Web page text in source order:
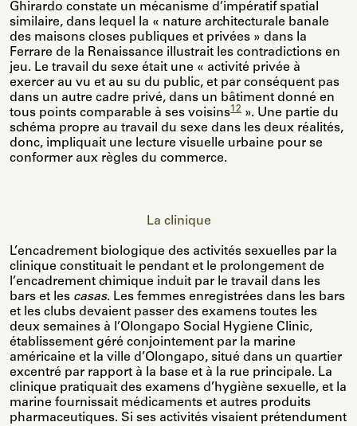
Ghirardo constate un mécanisme d’impératif spatial
similaire, dans lequel la « nature architecturale banale
des maisons closes publiques et privées » dans la
Ferrare de la Renaissance illustrait les contradictions en
jeu. Le travail du sexe était une « activité privée à
exercer au vu et au su du public, et par conséquent pas
dans un autre cadre privé, dans un bâtiment donné en
tous points comparable à ses voisins12 ». Une partie du
schéma propre au travail du sexe dans les deux réalités,
donc, impliquait une lecture visuelle urbaine pour se
conformer aux règles du commerce.
La clinique
L’encadrement biologique des activités sexuelles par la
clinique constituait le pendant et le prolongement de
l’encadrement chimique induit par le travail dans les
bars et les casas. Les femmes enregistrées dans les bars
et les clubs devaient passer des examens toutes les
deux semaines à l’Olongapo Social Hygiene Clinic,
établissement géré conjointement par la marine
américaine et la ville d’Olongapo, situé dans un quartier
excentré par rapport à la base et à la rue principale. La
clinique pratiquait des examens d’hygiène sexuelle, et la
marine fournissait médicaments et autres produits
pharmaceutiques. Si ses activités visaient prétendument